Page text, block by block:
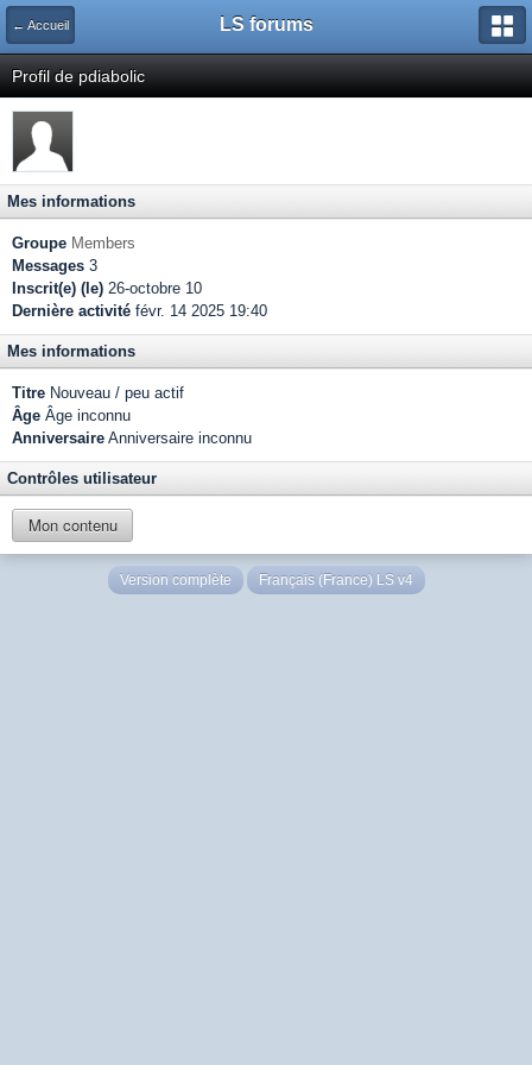
← Accueil LS forums
Profil de pdiabolic
Mes informations
Groupe Members
Messages 3
Inscrit(e) (le) 26-octobre 10
Dernière activité févr. 14 2025 19:40
Mes informations
Titre Nouveau / peu actif
Âge Âge inconnu
Anniversaire Anniversaire inconnu
Contrôles utilisateur
Mon contenu
Version complète Français (France) LS v4